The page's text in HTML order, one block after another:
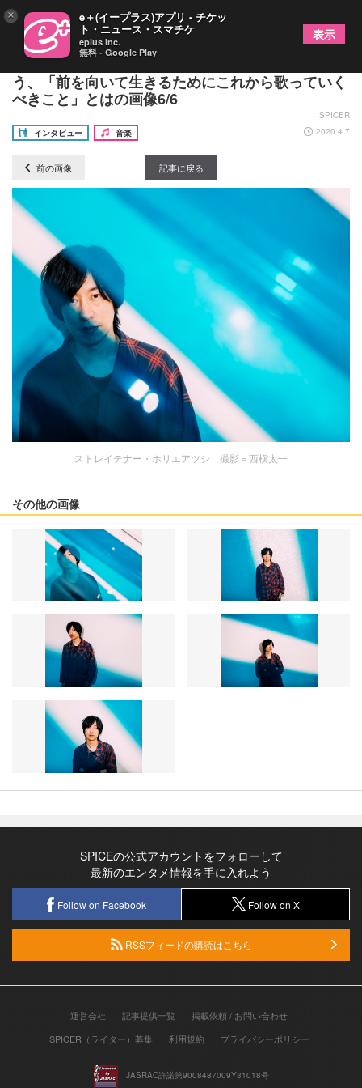
ストレイテナー・ホリエアツシが最新シングルで詠
う、「前を向いて生きるためにこれから歌っていく
べきこと」とはの画像6/6
SPICER
インタビュー
音楽 2020.4.7
前の画像 記事に戻る
ストレイテナー・ホリエアツシ 撮影＝西槇太一
その他の画像
SPICEの公式アカウントをフォローして
最新のエンタメ情報を手に入れよう
Follow on Facebook Follow on X
RSSフィードの購読はこちら
運営会社 記事提供一覧
掲載依頼 / お問い合わせ
SPICER（ライター）募集
利用規約 プライバシーポリシー
JASRAC許諾第9008487009Y31018号
× e＋(イープラス)アプリ - チケッ
ト・ニュース・スマチケ
eplus inc.
無料 - Google Play
表示